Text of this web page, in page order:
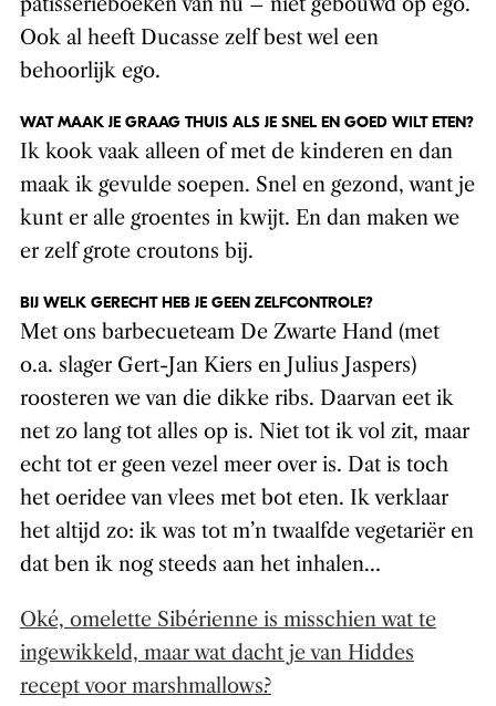
Ook al heeft Ducasse zelf best wel een
behoorlijk ego.
WAT MAAK JE GRAAG THUIS ALS JE SNEL EN GOED WILT ETEN?
Ik kook vaak alleen of met de kinderen en dan
maak ik gevulde soepen. Snel en gezond, want je
kunt er alle groentes in kwijt. En dan maken we
er zelf grote croutons bij.
BIJ WELK GERECHT HEB JE GEEN ZELFCONTROLE?
Met ons barbecueteam De Zwarte Hand (met
o.a. slager Gert-Jan Kiers en Julius Jaspers)
roosteren we van die dikke ribs. Daarvan eet ik
net zo lang tot alles op is. Niet tot ik vol zit, maar
echt tot er geen vezel meer over is. Dat is toch
het oeridee van vlees met bot eten. Ik verklaar
het altijd zo: ik was tot m’n twaalfde vegetariër en
dat ben ik nog steeds aan het inhalen…
Oké, omelette Sibérienne is misschien wat te
ingewikkeld, maar wat dacht je van Hiddes
recept voor marshmallows?